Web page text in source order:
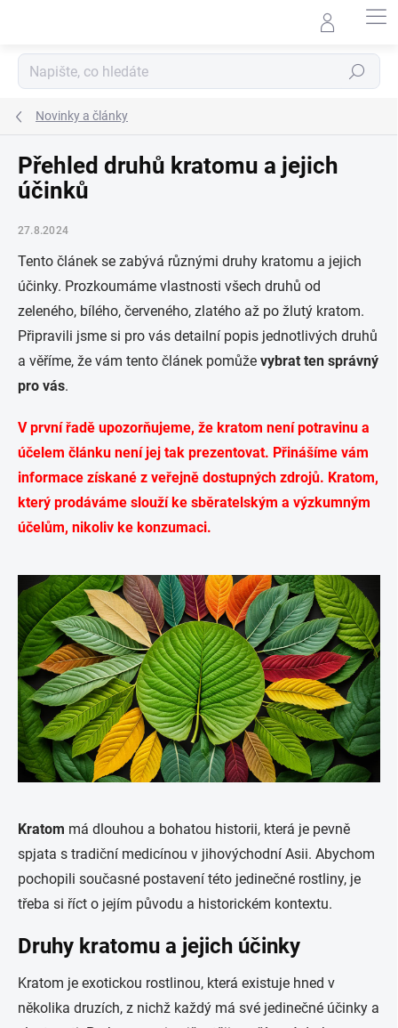
Hledat
Novinky a články
Přehled druhů kratomu a jejich
účinků
27.8.2024
Tento článek se zabývá různými druhy kratomu a jejich
účinky. Prozkoumáme vlastnosti všech druhů od
zeleného, bílého, červeného, zlatého až po žlutý kratom.
Připravili jsme si pro vás detailní popis jednotlivých druhů
a věříme, že vám tento článek pomůže vybrat ten správný
pro vás.
V první řadě upozorňujeme, že kratom není potravinu a
účelem článku není jej tak prezentovat. Přinášíme vám
informace získané z veřejně dostupných zdrojů. Kratom,
který prodáváme slouží ke sběratelským a výzkumným
účelům, nikoliv ke konzumaci.
Kratom má dlouhou a bohatou historii, která je pevně
spjata s tradiční medicínou v jihovýchodní Asii. Abychom
pochopili současné postavení této jedinečné rostliny, je
třeba si říct o jejím původu a historickém kontextu.
Druhy kratomu a jejich účinky
Kratom je exotickou rostlinou, která existuje hned v
několika druzích, z nichž každý má své jedinečné účinky a